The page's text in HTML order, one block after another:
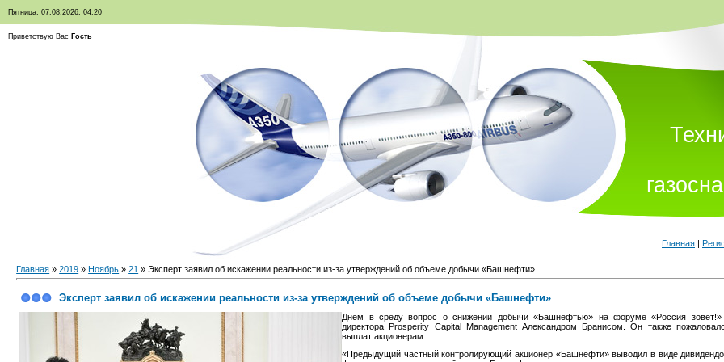
Пятница, 07.08.2026, 04:20
Приветствую Вас Гость
Главная |
Главная »2019 » Ноябрь » 21 » Эксперт заявил об искажении реальности из-за утверждений об объеме добычи «Башнефти»
Эксперт заявил об искажении реальности из-за утверждений об объеме добычи «Башнефти»
Днем в среду вопрос о снижении добычи «Башнефтью» на форуме «Россия зовет!»
директора Prosperity Capital Management Александром Бранисом. Он также
выплат акционерам.
«Предыдущий частный контролирующий акционер «Башнефти» выводил в виде